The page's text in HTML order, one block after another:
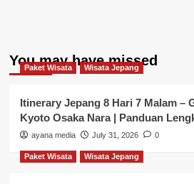
You may have missed
Paket Wisata Wisata Jepang
Itinerary Jepang 8 Hari 7 Malam –
Kyoto Osaka Nara | Panduan
ayana media July 31, 2026 0
Paket Wisata Wisata Jepang